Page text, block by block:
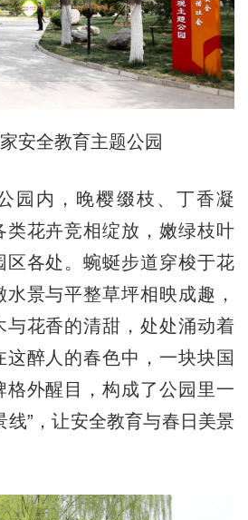
安全教育主题公园
内，晚樱缀枝、丁香凝
类花卉竞相绽放，嫩绿枝叶
区各处。蜿蜒步道穿梭于花
景与平整草坪相映成趣，
与花香的清甜，处处涌动着
醉人的春色中，一块块国
格外醒目，构成了公园里一
线”，让安全教育与春日美景